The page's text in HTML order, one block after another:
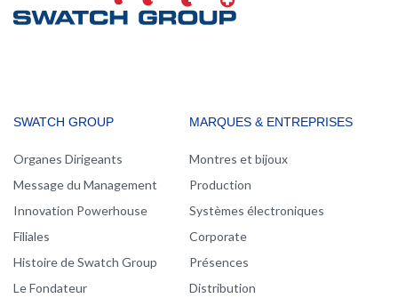
MAIN
NAVIGATION
SWATCH GROUP
Organes Dirigeants
Message du Management
Innovation Powerhouse
Filiales
Histoire de Swatch Group
Le Fondateur
MARQUES & ENTREPRISES
Montres et bijoux
Production
Systèmes électroniques
Corporate
Présences
Distribution